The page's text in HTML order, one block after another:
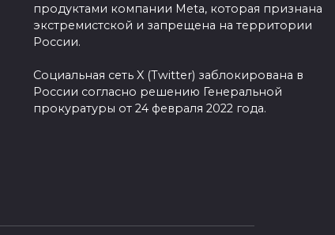
продуктами компании Meta, которая признана
экстремистской и запрещена на территории
России.
Социальная сеть X (Twitter) заблокирована в
России согласно решению Генеральной
прокуратуры от 24 февраля 2022 года.